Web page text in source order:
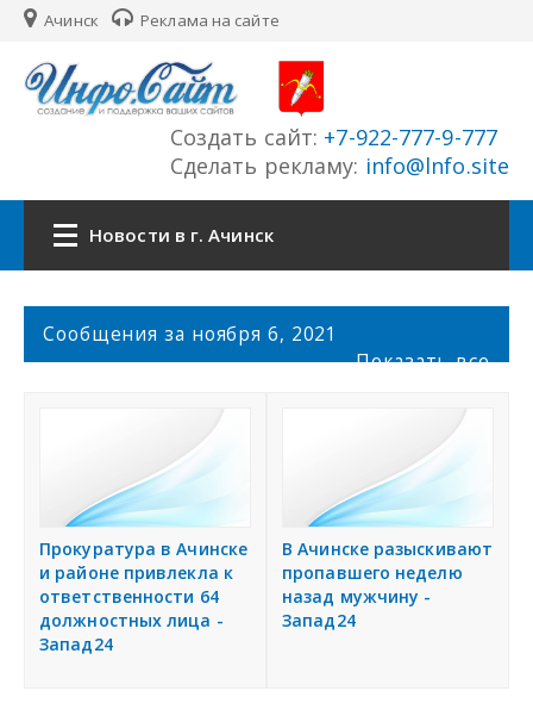
Ачинск Реклама на сайте
Создать сайт: +7-922-777-9-777
Сделать рекламу: info@lnfo.site
Новости в г. Ачинск
Главная
История города
Разместить объявление
Регионы России
Сообщения за ноября 6, 2021
Показать все
Прокуратура в Ачинске
и районе привлекла к
ответственности 64
должностных лица -
Запад24
В Ачинске разыскивают
пропавшего неделю
назад мужчину -
Запад24